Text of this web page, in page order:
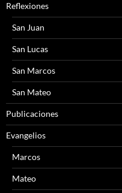
Reflexiones
San Juan
San Lucas
San Marcos
San Mateo
Publicaciones
Evangelios
Marcos
Mateo